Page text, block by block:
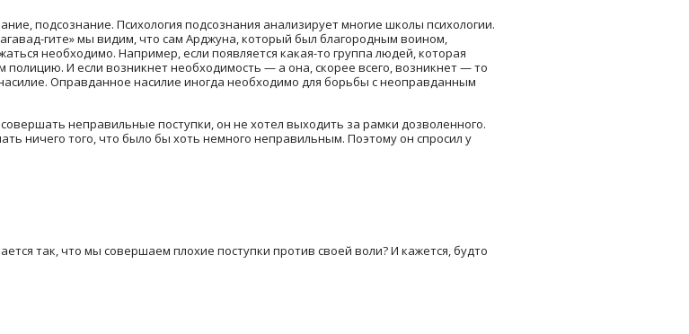
подсознание. Психология подсознания анализирует многие школы психологии.
гите» мы видим, что сам Арджуна, который был благородным воином,
необходимо. Например, если появляется какая-то группа людей, которая
И если возникнет необходимость — а она, скорее всего, возникнет — то
Оправданное насилие иногда необходимо для борьбы с неоправданным
неправильные поступки, он не хотел выходить за рамки дозволенного.
ничего того, что было бы хоть немного неправильным. Поэтому он спросил у
так, что мы совершаем плохие поступки против своей воли? И кажется, будто